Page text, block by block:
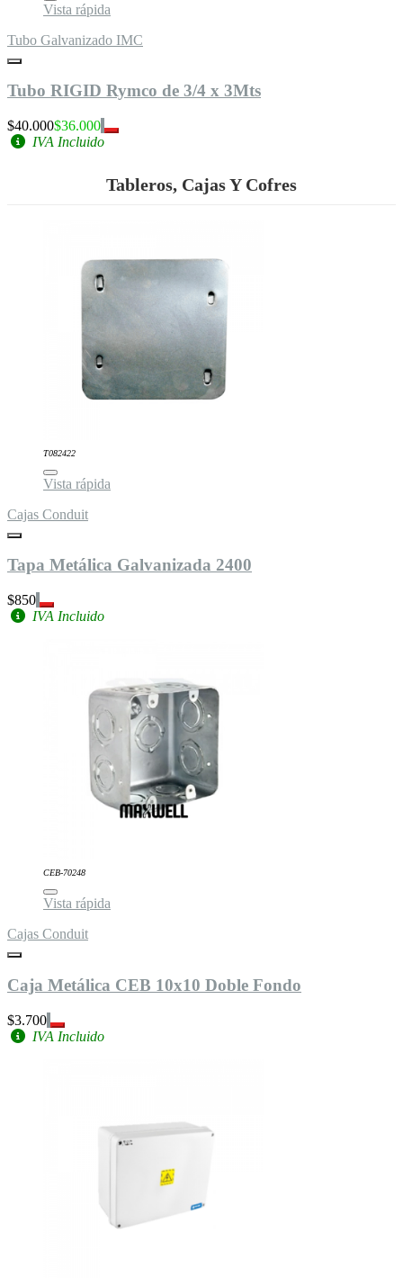
Vista rápida
Tubo Galvanizado IMC
Tubo RIGID Rymco de 3/4 x 3Mts
$40.000$36.000
IVA Incluido
Tableros, Cajas Y Cofres
T082422
Vista rápida
Cajas Conduit
Tapa Metálica Galvanizada 2400
$850
IVA Incluido
CEB-70248
Vista rápida
Cajas Conduit
Caja Metálica CEB 10x10 Doble Fondo
$3.700
IVA Incluido